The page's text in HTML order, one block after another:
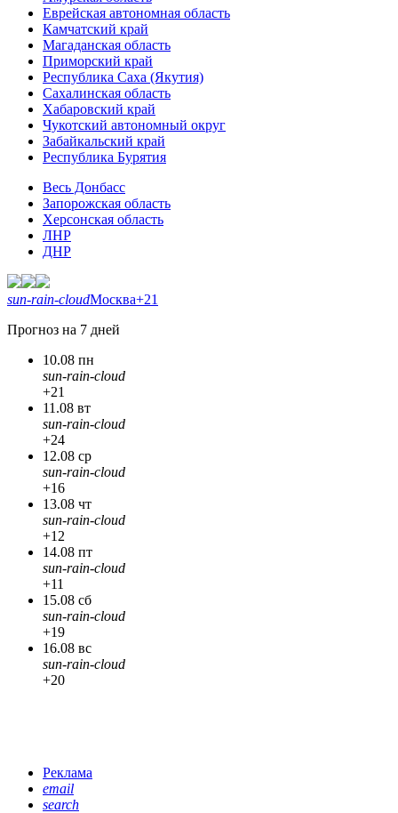
Еврейская автономная область
Камчатский край
Магаданская область
Приморский край
Республика Саха (Якутия)
Сахалинская область
Хабаровский край
Чукотский автономный округ
Забайкальский край
Республика Бурятия
Весь Донбасс
Запорожская область
Херсонская область
ЛНР
ДНР
sun-rain-cloudМосква+21
Прогноз на 7 дней
10.08 пн
sun-rain-cloud
+21
11.08 вт
sun-rain-cloud
+24
12.08 ср
sun-rain-cloud
+16
13.08 чт
sun-rain-cloud
+12
14.08 пт
sun-rain-cloud
+11
15.08 сб
sun-rain-cloud
+19
16.08 вс
sun-rain-cloud
+20
Реклама
email
search